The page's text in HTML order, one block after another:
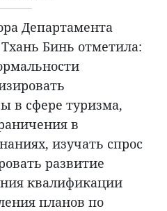
Департамента
Бинь отметила:
в сфере туризма,
в
изучать спрос
развитие
квалификации
планов по